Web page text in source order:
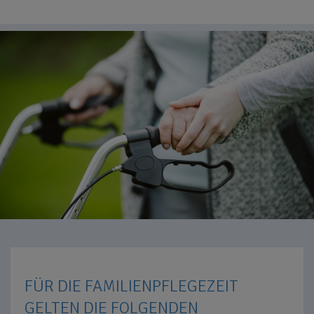
FÜR DIE FAMILIENPFLEGEZEIT
GELTEN DIE FOLGENDEN